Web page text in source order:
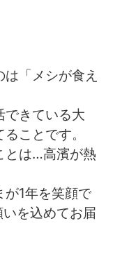
「メシが食え
できている大
ことです。
とは…高濱が熱
が1年を笑顔で
を込めてお届